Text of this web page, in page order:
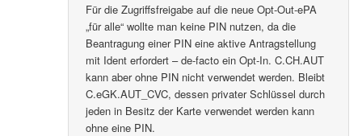
Für die Zugriffsfreigabe auf die neue Opt-Out-ePA
„für alle“ wollte man keine PIN nutzen, da die
Beantragung einer PIN eine aktive Antragstellung
mit Ident erfordert – de-facto ein Opt-In. C.CH.AUT
kann aber ohne PIN nicht verwendet werden. Bleibt
C.eGK.AUT_CVC, dessen privater Schlüssel durch
jeden in Besitz der Karte verwendet werden kann
ohne eine PIN.